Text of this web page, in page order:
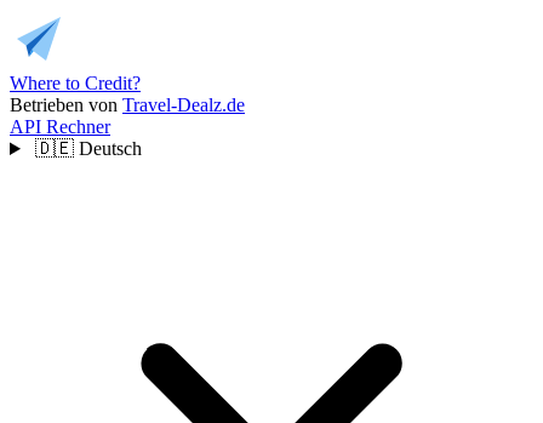
Where to Credit?
Betrieben von Travel-Dealz.de
API Rechner
🇩🇪 Deutsch